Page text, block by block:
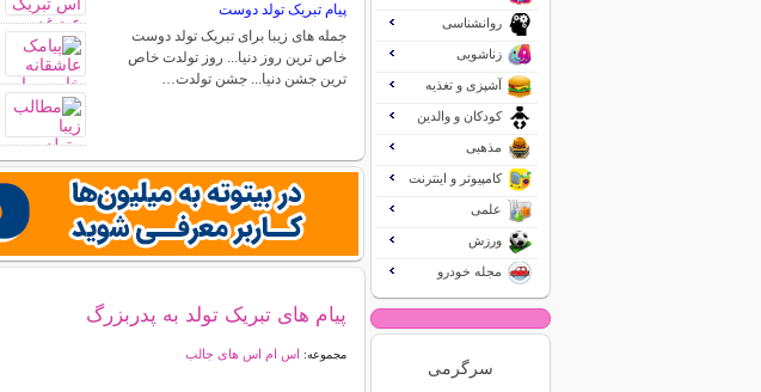
پیام تبریک تولد دوست
جمله های زیبا برای تبریک تولد دوست
خاص ترین روز دنیا... روز تولدت خاص
ترین جشن دنیا... جشن تولدت…
پیام های تبریک تولد به پدربزرگ
مجموعه: اس ام اس های جالب
روانشناسی
زناشویی
آشپزی و تغذیه
کودکان و والدین
مذهبی
کامپیوتر و اینترنت
علمی
ورزش
مجله خودرو
سرگرمی